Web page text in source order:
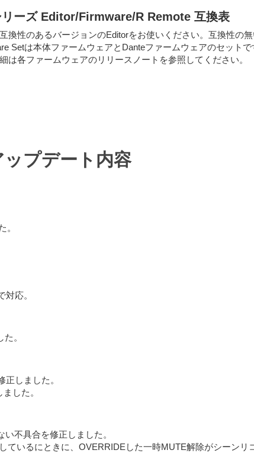
ーズ Editor/Firmware/R Remote 互換表
換性のあるバージョンのEditorをお使いください。互換性の
Setは本体ファームウェアとDanteファームウェアのセット
各ファームウェアのリリースノートを参照してください。
ップデート内容
。
応。
。
しました。
した。
不具合を修正しました。
ているにときに、OVERRIDEした一時MUTE解除がシーンリ